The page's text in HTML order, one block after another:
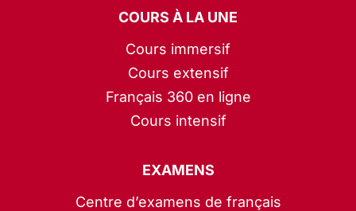
COURS À LA UNE
Cours immersif
Cours extensif
Français 360 en ligne
Cours intensif
EXAMENS
Centre d’examens de français